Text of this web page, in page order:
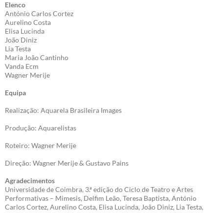
Elenco
António Carlos Cortez
Aurelino Costa
Elisa Lucinda
João Diniz
Lia Testa
Maria João Cantinho
Vanda Ecm
Wagner Merije
Equipa
Realização: Aquarela Brasileira Images
Produção: Aquarelistas
Roteiro: Wagner Merije
Direção: Wagner Merije & Gustavo Pains
Agradecimentos
Universidade de Coimbra, 3.ª edição do Ciclo de Teatro e Artes
Performativas – Mimesis, Delfim Leão, Teresa Baptista, António
Carlos Cortez, Aurelino Costa, Elisa Lucinda, João Diniz, Lia Testa,